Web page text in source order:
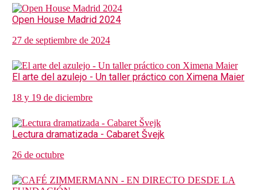
Open House Madrid 2024
27 de septiembre de 2024
El arte del azulejo - Un taller práctico con Ximena Maier
18 y 19 de diciembre
Lectura dramatizada - Cabaret Švejk
26 de octubre